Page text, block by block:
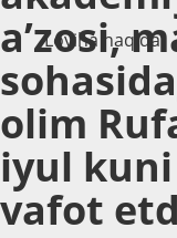
Loyiha haqida
a’zosi,
olim
iyul
vafot